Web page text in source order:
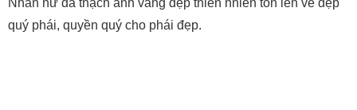
quý phái, quyền quý cho phái đẹp.